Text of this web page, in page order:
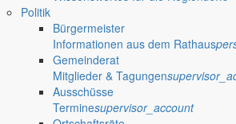
Politik
Bürgermeister
Informationen aus dem Rathaus
Gemeinderat
Mitglieder & Tagungen
Ausschüsse
Terminesupervisor_account